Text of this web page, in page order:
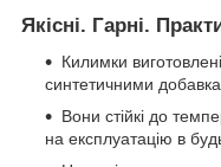
Якісні. Гарні.
Килимки
синтетичними
Вони стійкі до
на експлуатацію в